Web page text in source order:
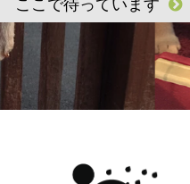
ここで待っています